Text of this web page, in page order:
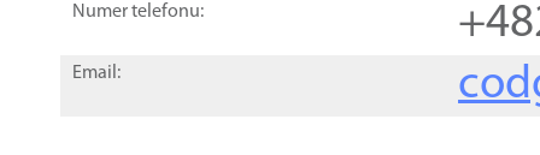
Numer telefonu:
Email: